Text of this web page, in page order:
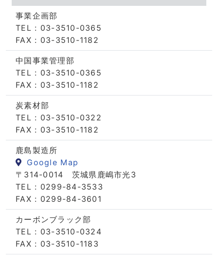
事業企画部
TEL : 03-3510-0365
FAX : 03-3510-1182
中国事業管理部
TEL : 03-3510-0365
FAX : 03-3510-1182
炭素材部
TEL : 03-3510-0322
FAX : 03-3510-1182
鹿島製造所
Google Map
〒314-0014 茨城県鹿嶋市光3
TEL : 0299-84-3533
FAX : 0299-84-3601
カーボンブラック部
TEL : 03-3510-0324
FAX : 03-3510-1183